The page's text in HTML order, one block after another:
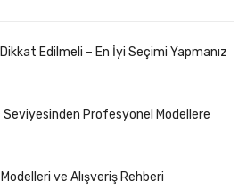
Edilmeli – En İyi Seçimi Yapmanız
Seviyesinden Profesyonel Modellere
ve Alışveriş Rehberi